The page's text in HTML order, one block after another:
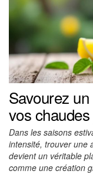
Savourez
vos chaudes
Dans les saisons
intensité, trouver une
devient un véritable
comme une création